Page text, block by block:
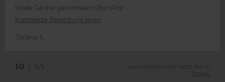
beide Geräte gemeinsam über Airp
Komplette Bewertung lesen
Tatjana S.